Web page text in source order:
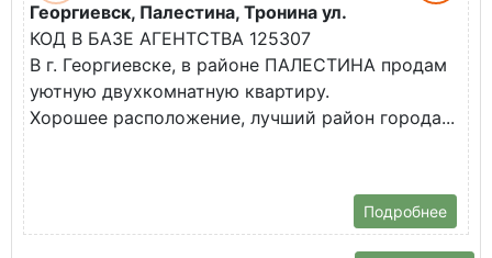
Георгиевск, Палестина, Тронина ул.
КОД В БАЗЕ АГЕНТСТВА 125307
В г. Георгиевске, в районе ПАЛЕСТИНА продам
уютную двухкомнатную квартиру.
Хорошее расположение, лучший район города...
Подробнее